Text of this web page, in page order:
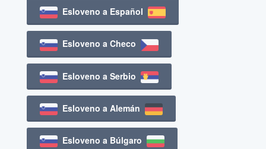
Esloveno a Español
Esloveno a Checo
Esloveno a Serbio
Esloveno a Alemán
Esloveno a Búlgaro